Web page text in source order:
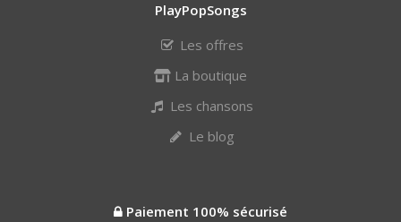
PlayPopSongs
Les offres
La boutique
Les chansons
Le blog
Paiement 100% sécurisé